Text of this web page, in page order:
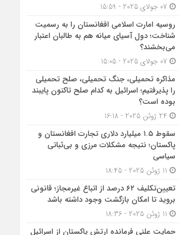
روسیه امارت اسلامی افغانستان را به رسمیت
شناخت؛ دول آسیای میانه هم به طالبان اعتبار
می‎‌بخشند؟
مذاکره تحمیلی، جنگ تحمیلی، صلح تحمیلی
را پذیرفتیم؛ اسرائیل به کدام صلح تاکنون پایبند
بوده است؟
سقوط ۱.۵ میلیارد دلاری تجارت افغانستان و
پاکستان؛ نتیجه مشکلات مرزی و بی‌ثباتی
سیاسی
تعیین‌تکلیف ۶۲ درصد از اتباع غیرمجاز؛ قانونی
بروید تا امکان بازگشت وجود داشته باشد
حمایت علنی فرمانده ارتش پاکستان از اسرائیل